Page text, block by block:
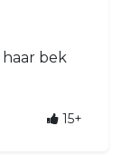
bek
15+